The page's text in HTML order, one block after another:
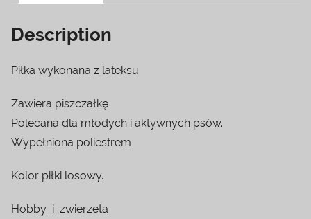
Description
Piłka wykonana z lateksu
Zawiera piszczałkę
Polecana dla młodych i aktywnych psów.
Wypełniona poliestrem
Kolor piłki losowy.
Hobby_i_zwierzeta